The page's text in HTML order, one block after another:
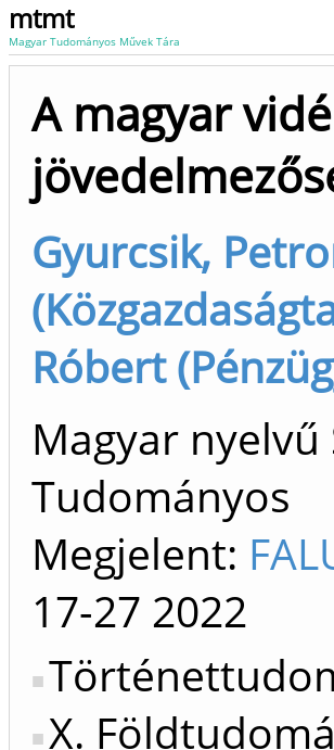
mtmt
Magyar Tudományos Művek Tára
A magyar
Gyurcsik,
Róbert
Magyar nyelvű
Tudományos
Megjelent:
17-27 2022
X.